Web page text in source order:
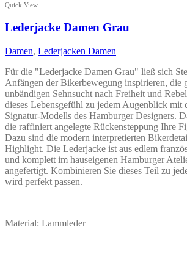
auf.
Optionen
können
auf
der
Produktseite
gewählt
werden
Quick View
Lederjacke Damen Grau
Damen, Lederjacken Damen
Für die "Lederjacke Damen Grau" ließ sich
Anfängen der Bikerbewegung inspirieren, die
unbändigen Sehnsucht nach Freiheit und
dieses Lebensgefühl zu jedem Augenblick mit
Signatur-Modells des Hamburger Designers.
die raffiniert angelegte Rückensteppung Ihre
Dazu sind die modern interpretierten
Highlight. Die Lederjacke ist aus edlem
und komplett im hauseigenen Hamburger
angefertigt. Kombinieren Sie dieses Teil zu
wird perfekt passen.
Material: Lammleder